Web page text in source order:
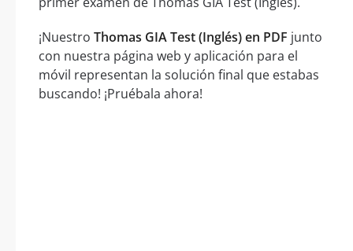
¡Nuestro Thomas GIA Test (Inglés) en PDF junto
con nuestra página web y aplicación para el
móvil representan la solución final que estabas
buscando! ¡Pruébala ahora!